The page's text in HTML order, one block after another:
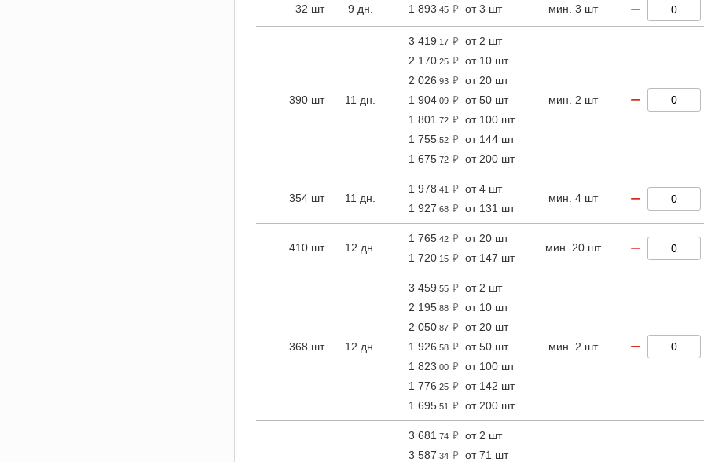
32 шт 9 дн. 1 893 ,45 от 3 шт мин. 3 шт −
390 шт 11 дн.
3 419 ,17
от 2 шт
2 170 ,25
от 10 шт
2 026 ,93
от 20 шт
1 904 ,09
от 50 шт
1 801 ,72
от 100 шт
1 755 ,52
от 144 шт
1 675 ,72 от 200 шт
мин. 2 шт −
354 шт 11 дн.
1 978 ,41
от 4 шт
1 927 ,68 от 131 шт
мин. 4 шт −
410 шт 12 дн.
1 765 ,42
от 20 шт
1 720 ,15 от 147 шт
мин. 20 шт −
368 шт 12 дн.
3 459 ,55
от 2 шт
2 195 ,88
от 10 шт
2 050 ,87
от 20 шт
1 926 ,58
от 50 шт
1 823 ,00
от 100 шт
1 776 ,25
от 142 шт
1 695 ,51 от 200 шт
мин. 2 шт −
3 681 ,74
от 2 шт
3 587 ,34
от 71 шт